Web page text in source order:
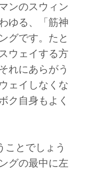
ンのスウィン
ゆる、「筋神
グです。たと
ウェイする方
れにあらがう
ェイしなくな
ク自身もよく
とでしょう
グの最中に左